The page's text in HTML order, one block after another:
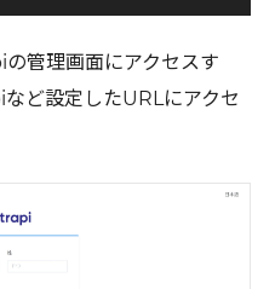
管理画面にアクセスす
ど設定したURLにアクセ